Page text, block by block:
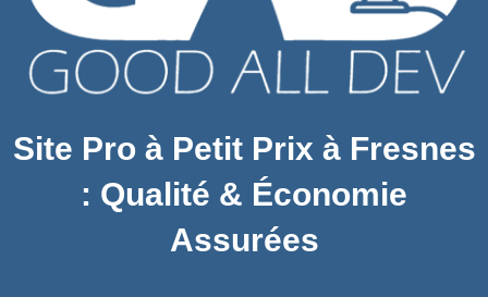
Site Pro à Petit Prix à Fresnes
: Qualité & Économie
Assurées